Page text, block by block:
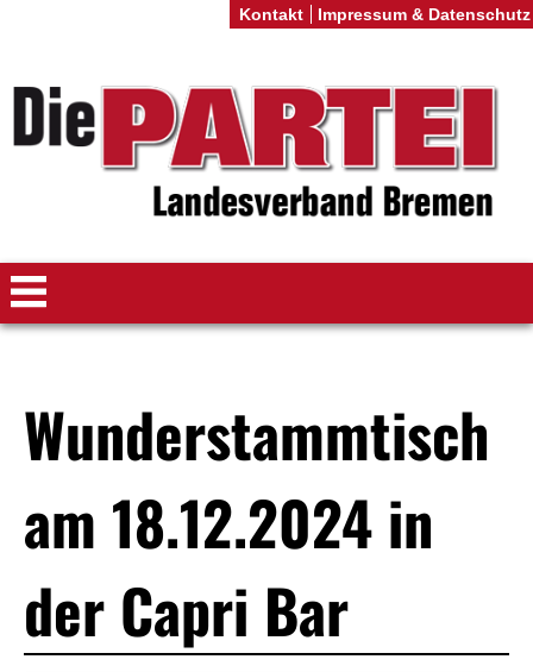
Wunderstammtisch
am 18.12.2024 in
der Capri Bar
Kontakt Impressum & Datenschutz